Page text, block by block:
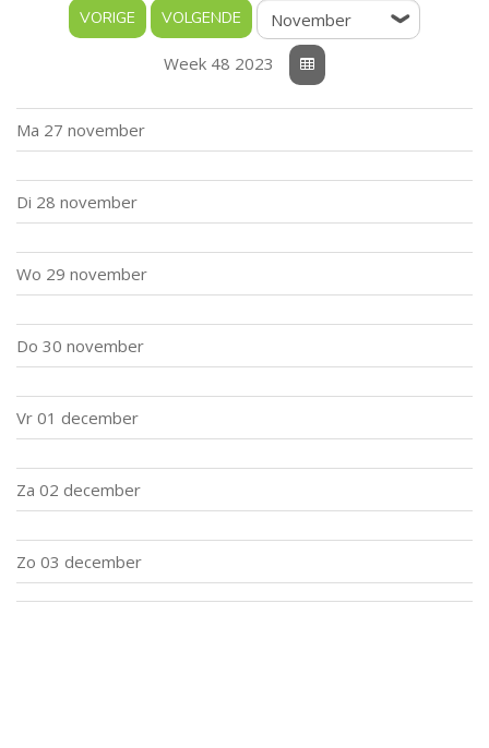
Week 48 2023
Ma 27 november
Di 28 november
Wo 29 november
Do 30 november
Vr 01 december
Za 02 december
Zo 03 december